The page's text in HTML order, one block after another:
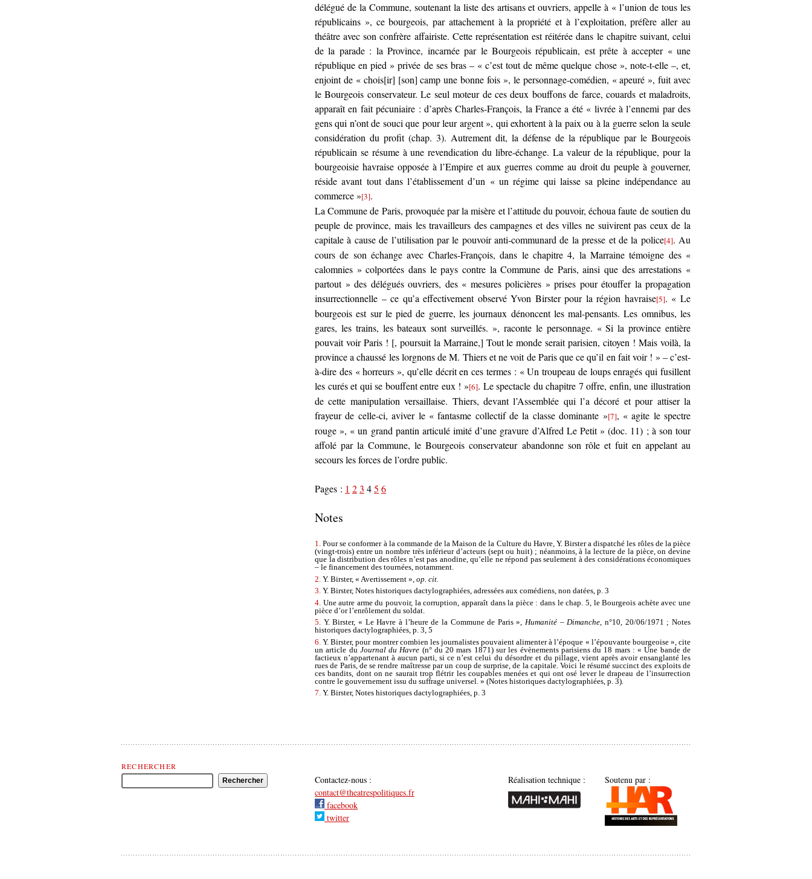
délégué de la Commune, soutenant la liste des artisans et ouvriers, appelle à « l’union de tous les
républicains », ce bourgeois, par attachement à la propriété et à l’exploitation, préfère aller au
théâtre avec son confrère affairiste. Cette représentation est réitérée dans le chapitre suivant, celui
de la parade : la Province, incarnée par le Bourgeois républicain, est prête à accepter « une
république en pied » privée de ses bras – « c’est tout de même quelque chose », note-t-elle –, et,
enjoint de « chois[ir] [son] camp une bonne fois », le personnage-comédien, « apeuré », fuit avec
le Bourgeois conservateur. Le seul moteur de ces deux bouffons de farce, couards et maladroits,
apparaît en fait pécuniaire : d’après Charles-François, la France a été « livrée à l’ennemi par des
gens qui n’ont de souci que pour leur argent », qui exhortent à la paix ou à la guerre selon la seule
considération du profit (chap. 3). Autrement dit, la défense de la république par le Bourgeois
républicain se résume à une revendication du libre-échange. La valeur de la république, pour la
bourgeoisie havraise opposée à l’Empire et aux guerres comme au droit du peuple à gouverner,
réside avant tout dans l’établissement d’un « un régime qui laisse sa pleine indépendance au
commerce »[3].
La Commune de Paris, provoquée par la misère et l’attitude du pouvoir, échoua faute de soutien du
peuple de province, mais les travailleurs des campagnes et des villes ne suivirent pas ceux de la
capitale à cause de l’utilisation par le pouvoir anti-communard de la presse et de la police[4]. Au
cours de son échange avec Charles-François, dans le chapitre 4, la Marraine témoigne des «
calomnies » colportées dans le pays contre la Commune de Paris, ainsi que des arrestations «
partout » des délégués ouvriers, des « mesures policières » prises pour étouffer la propagation
insurrectionnelle – ce qu’a effectivement observé Yvon Birster pour la région havraise[5]. « Le
bourgeois est sur le pied de guerre, les journaux dénoncent les mal-pensants. Les omnibus, les
gares, les trains, les bateaux sont surveillés. », raconte le personnage. « Si la province entière
pouvait voir Paris ! [, poursuit la Marraine,] Tout le monde serait parisien, citoyen ! Mais voilà, la
province a chaussé les lorgnons de M. Thiers et ne voit de Paris que ce qu’il en fait voir ! » – c’est-
à-dire des « horreurs », qu’elle décrit en ces termes : « Un troupeau de loups enragés qui fusillent
les curés et qui se bouffent entre eux ! »[6]. Le spectacle du chapitre 7 offre, enfin, une illustration
de cette manipulation versaillaise. Thiers, devant l’Assemblée qui l’a décoré et pour attiser la
frayeur de celle-ci, aviver le « fantasme collectif de la classe dominante »[7], « agite le spectre
rouge », « un grand pantin articulé imité d’une gravure d’Alfred Le Petit » (doc. 11) ; à son tour
affolé par la Commune, le Bourgeois conservateur abandonne son rôle et fuit en appelant au
secours les forces de l’ordre public.
Pages : 1 23 45 6
Notes
1. Pour se conformer à la commande de la Maison de la Culture du Havre, Y. Birster a dispatché les rôles de la pièce
(vingt-trois) entre un nombre très inférieur d’acteurs (sept ou huit) ; néanmoins, à la lecture de la pièce, on devine
que la distribution des rôles n’est pas anodine, qu’elle ne répond pas seulement à des considérations économiques
– le financement des tournées, notamment.
2. Y. Birster, « Avertissement », op. cit.
3. Y. Birster, Notes historiques dactylographiées, adressées aux comédiens, non datées, p. 3
4. Une autre arme du pouvoir, la corruption, apparaît dans la pièce : dans le chap. 5, le Bourgeois achète avec une
pièce d’or l’enrôlement du soldat.
5. Y. Birster, « Le Havre à l’heure de la Commune de Paris »,Humanité – Dimanche, n°10, 20/06/1971 ; Notes
historiques dactylographiées, p. 3, 5
6. Y. Birster, pour montrer combien les journalistes pouvaient alimenter à l’époque « l’épouvante bourgeoise », cite
un article du Journal du Havre (n° du 20 mars 1871) sur les évènements parisiens du 18 mars : « Une bande de
factieux n’appartenant à aucun parti, si ce n’est celui du désordre et du pillage, vient après avoir ensanglanté les
rues de Paris, de se rendre maîtresse par un coup de surprise, de la capitale. Voici le résumé succinct des exploits de
ces bandits, dont on ne saurait trop flétrir les coupables menées et qui ont osé lever le drapeau de l’insurrection
contre le gouvernement issu du suffrage universel. » (Notes historiques dactylographiées, p. 3).
7. Y. Birster, Notes historiques dactylographiées, p. 3
Rechercher Théâtre(s) Politique(s)
RECHERCHER
Contactez-nous :
contact@theatrespolitiques.fr
facebook
twitter
Réalisation technique : Soutenu par :